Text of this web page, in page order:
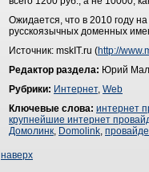
Ожидается, что в 2010 году
русскоязычных доменных
Источник: mskIT.ru (http://
Редактор раздела: Юрий
Рубрики: Интернет, Web
Ключевые слова: интернет
крупнейшие интернет
Домолинк, Domolink,
наверх